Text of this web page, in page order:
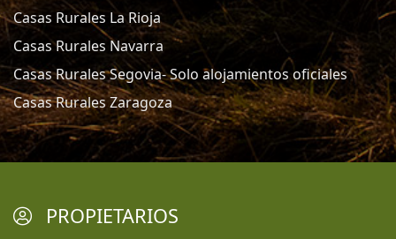
Casas Rurales La Rioja
Casas Rurales Navarra
Casas Rurales Segovia- Solo alojamientos oficiales
Casas Rurales Zaragoza
PROPIETARIOS